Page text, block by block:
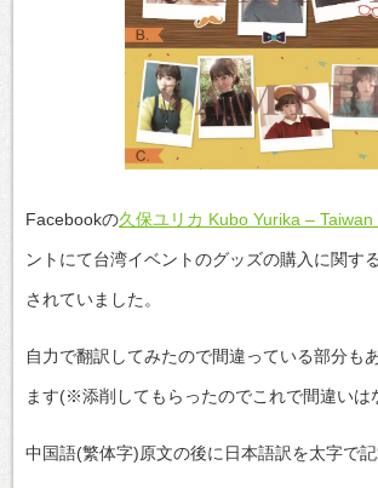
Facebookの久保ユリカ Kubo Yurika – Taiwan
ントにて台湾イベントのグッズの購入に関す
されていました。
自力で翻訳してみたので間違っている部分も
ます(※添削してもらったのでこれで間違いは
中国語(繁体字)原文の後に日本語訳を太字で記